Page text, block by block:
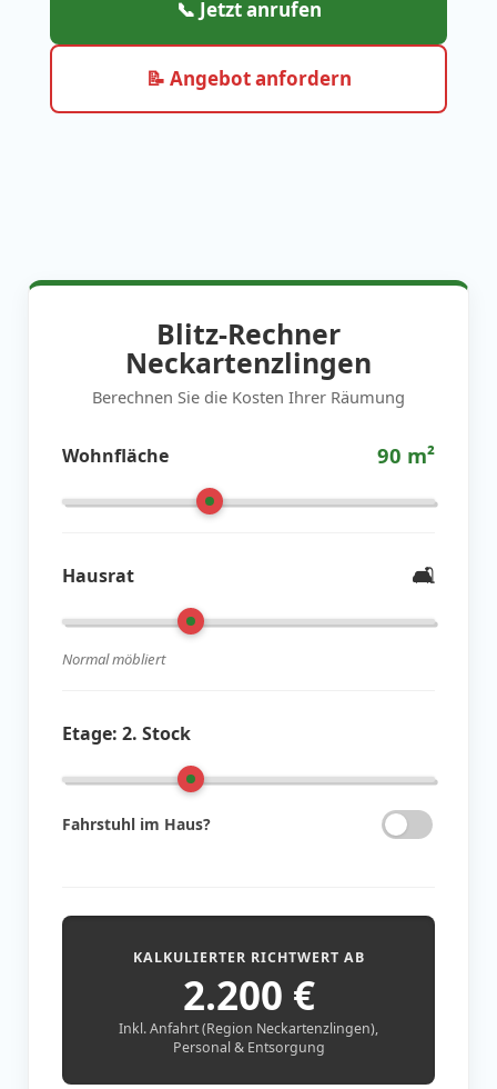
📞 Jetzt anrufen
📝 Angebot anfordern
Blitz-Rechner
Neckartenzlingen
Berechnen Sie die Kosten Ihrer Räumung
Wohnfläche 90 m²
Hausrat 🛋️
Normal möbliert
Etage: 2. Stock
Fahrstuhl im Haus?
KALKULIERTER RICHTWERT AB
2.200 €
Inkl. Anfahrt (Region Neckartenzlingen),
Personal & Entsorgung